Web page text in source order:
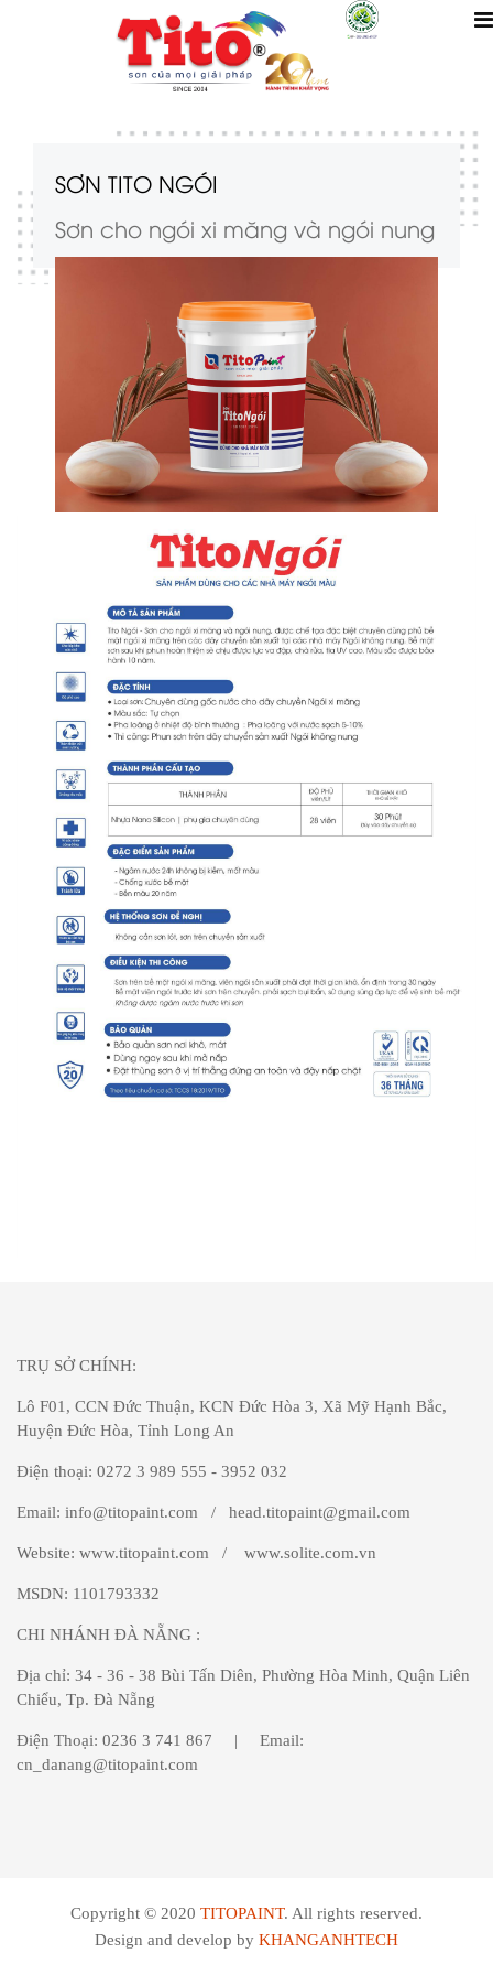
SƠN TITO NGÓI
Sơn cho ngói xi măng và ngói nung
TRỤ SỞ CHÍNH:
Lô F01, CCN Đức Thuận, KCN Đức Hòa 3, Xã Mỹ Hạnh Bắc,
Huyện Đức Hòa, Tỉnh Long An
Điện thoại: 0272 3 989 555 - 3952 032
Email: info@titopaint.com / head.titopaint@gmail.com
Website: www.titopaint.com / www.solite.com.vn
MSDN: 1101793332
CHI NHÁNH ĐÀ NẴNG :
Địa chỉ: 34 - 36 - 38 Bùi Tấn Diên, Phường Hòa Minh, Quận Liên
Chiểu, Tp. Đà Nẵng
Điện Thoại: 0236 3 741 867 | Email:
cn_danang@titopaint.com
Copyright © 2020 TITOPAINT. All rights reserved.
Design and develop by KHANGANHTECH